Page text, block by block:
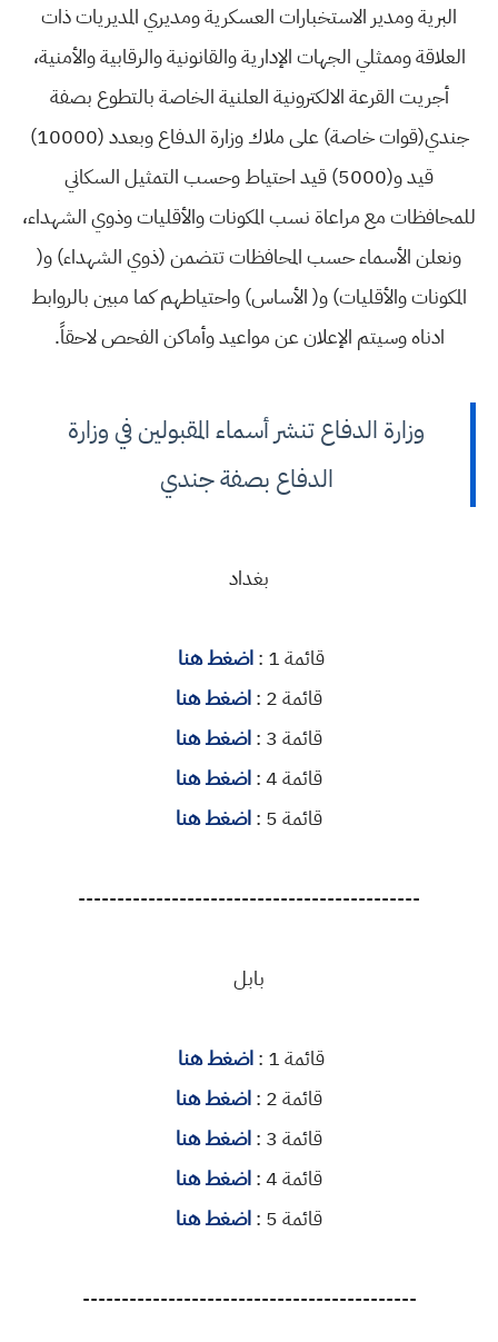
البرية ومدير الاستخبارات العسكرية ومديري المديريات ذات
العلاقة وممثلي الجهات الإدارية والقانونية والرقابية والأمنية،
أجريت القرعة الالكترونية العلنية الخاصة بالتطوع بصفة
جندي(قوات خاصة) على ملاك وزارة الدفاع وبعدد (10000)
قيد و(5000) قيد احتياط وحسب التمثيل السكاني
للمحافظات مع مراعاة نسب المكونات والأقليات وذوي الشهداء،
ونعلن الأسماء حسب المحافظات تتضمن (ذوي الشهداء) و(
المكونات والأقليات) و( الأساس) واحتياطهم كما مبين بالروابط
ادناه وسيتم الإعلان عن مواعيد وأماكن الفحص لاحقاً.
وزارة الدفاع تنشر أسماء المقبولين في وزارة
الدفاع بصفة جندي
بغداد
قائمة 1 :
اضغط هنا
قائمة 2 :
اضغط هنا
قائمة 3 :
اضغط هنا
قائمة 4 :
اضغط هنا
قائمة 5 :
اضغط هنا
--------------------------------------------
بابل
قائمة 1 :
اضغط هنا
قائمة 2 :
اضغط هنا
قائمة 3 :
اضغط هنا
قائمة 4 :
اضغط هنا
قائمة 5 :
اضغط هنا
-------------------------------------------